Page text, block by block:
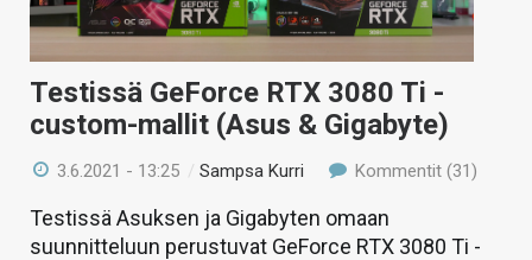
Testissä GeForce RTX 3080 Ti -
custom-mallit (Asus & Gigabyte)
3.6.2021 - 13:25 /Sampsa Kurri Kommentit (31)
Testissä Asuksen ja Gigabyten omaan
suunnitteluun perustuvat GeForce RTX 3080 Ti -